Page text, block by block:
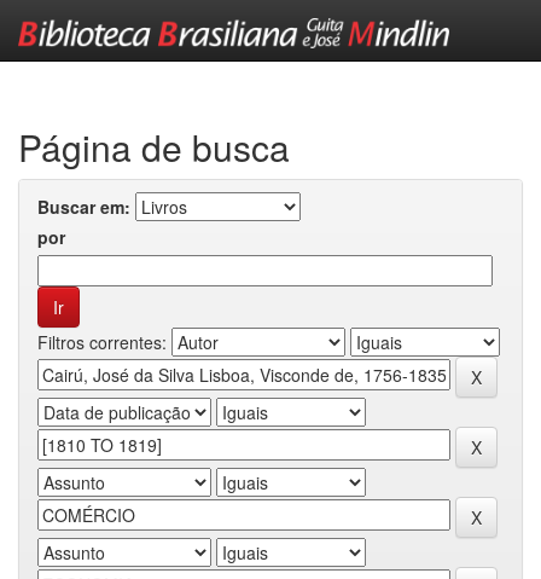
Página de busca
Buscar em:
por
Filtros correntes: